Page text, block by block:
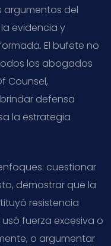
argumentos del
evidencia y
El bufete no
los abogados
Counsel,
defensa
la estrategia
cuestionar
demostrar que la
resistencia
fuerza excesiva o
o argumentar